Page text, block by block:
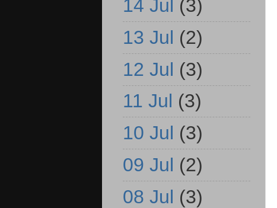
14 Jul (3)
13 Jul (2)
12 Jul (3)
11 Jul (3)
10 Jul (3)
09 Jul (2)
08 Jul (3)